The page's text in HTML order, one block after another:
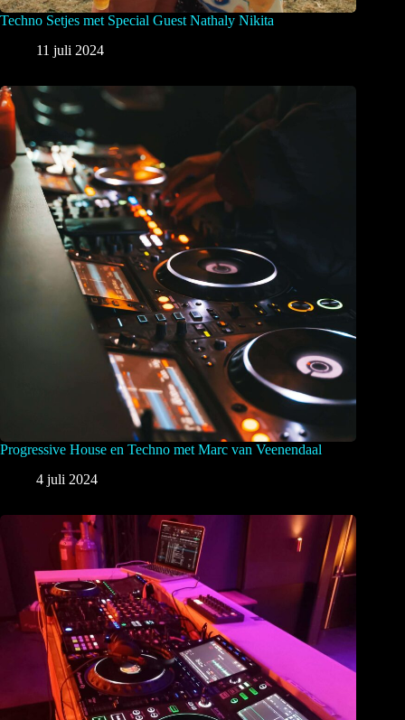
Techno Setjes met Special Guest Nathaly Nikita
11 juli 2024
Progressive House en Techno met Marc van Veenendaal
4 juli 2024